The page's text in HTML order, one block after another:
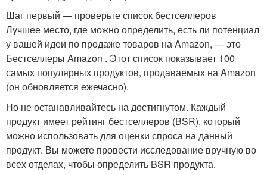
Шаг первый — проверьте список бестселлеров
Лучшее место, где можно определить, есть ли потенциал
у вашей идеи по продаже товаров на Amazon, — это
Бестселлеры Amazon . Этот список показывает 100
самых популярных продуктов, продаваемых на Amazon
(он обновляется ежечасно).
Но не останавливайтесь на достигнутом. Каждый
продукт имеет рейтинг бестселлеров (BSR), который
можно использовать для оценки спроса на данный
продукт. Вы можете провести исследование вручную во
всех отделах, чтобы определить BSR продукта.